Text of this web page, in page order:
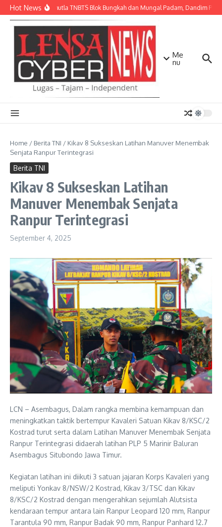
Lewati ke konten
Hot NewsApi Karhutla TNBTS Blok Bungkah dan Mungal Padam, Dandim
Me
nu
Home / Berita TNI / Kikav 8 Sukseskan Latihan Manuver Menembak
Senjata Ranpur Terintegrasi
Berita TNI
Kikav 8 Sukseskan Latihan
Manuver Menembak Senjata
Ranpur Terintegrasi
September 4, 2025
LCN – Asembagus, Dalam rangka membina kemampuan dan
meningkatkan taktik bertempur Kavaleri Satuan Kikav 8/KSC/2
Kostrad turut serta dalam Latihan Manuver Menembak Senjata
Ranpur Terintegrasi didaerah latihan PLP 5 Marinir Baluran
Asembagus Situbondo Jawa Timur.
Kegiatan latihan ini diikuti 3 satuan jajaran Korps Kavaleri yang
meliputi Yonkav 8/NSW/2 Kostrad, Kikav 3/TSC dan Kikav
8/KSC/2 Kostrad dengan mengerahkan sejumlah Alutsista
kendaraan tempur antara lain Ranpur Leopard 120 mm, Ranpur
Tarantula 90 mm, Ranpur Badak 90 mm, Ranpur Panhard 12.7